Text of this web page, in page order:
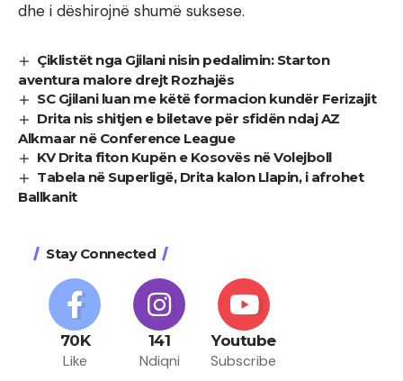
dhe i dëshirojnë shumë suksese.
Çiklistët nga Gjilani nisin pedalimin: Starton
aventura malore drejt Rozhajës
SC Gjilani luan me këtë formacion kundër Ferizajit
Drita nis shitjen e biletave për sfidën ndaj AZ
Alkmaar në Conference League
KV Drita fiton Kupën e Kosovës në Volejboll
Tabela në Superligë, Drita kalon Llapin, i afrohet
Ballkanit
Stay Connected
70K
Like
141
Ndiqni
Youtube
Subscribe